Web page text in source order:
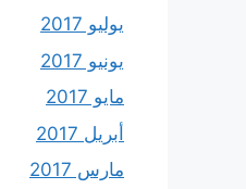
يوليو 2017
يونيو 2017
مايو 2017
أبريل 2017
مارس 2017